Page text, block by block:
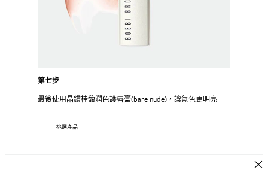
第七步
最後使用晶鑽桂馥潤色護唇膏(bare nude)，讓氣色更明亮
挑選產品